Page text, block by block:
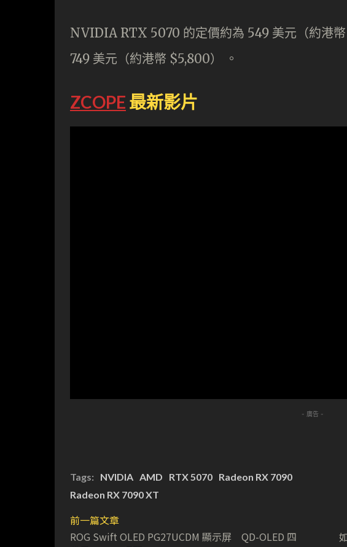
NVIDIA RTX 5070 的定價約為 549 美元（約港
749 美元（約港幣 $5,800） 。
ZCOPE 最新影片
- 廣告 -
Tags: NVIDIA AMD RTX 5070 Radeon RX 7090
Radeon RX 7090 XT
前一篇文章
ROG Swift OLED PG27UCDM 顯示屏 QD-OLED 四